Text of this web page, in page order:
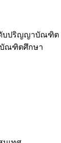
ดับปริญญาบัณฑิต
บัณฑิตศึกษา